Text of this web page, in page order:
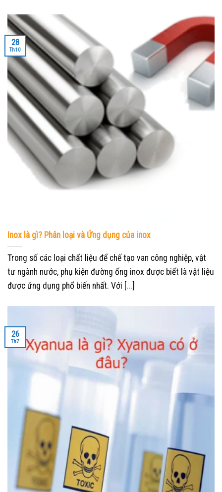
Inox là gì? Phân loại và Ứng dụng của inox
Trong số các loại chất liệu để chế tạo van công nghiệp, vật
tư ngành nước, phụ kiện đường ống inox được biết là vật liệu
được ứng dụng phổ biến nhất. Với [...]
28
Th10
26
Th7